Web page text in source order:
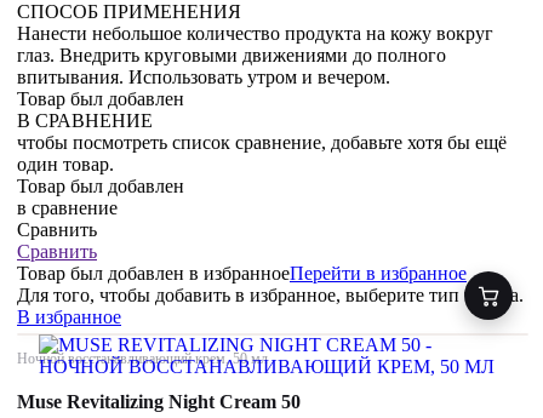
СПОСОБ ПРИМЕНЕНИЯ
Нанести небольшое количество продукта на кожу вокруг
глаз. Внедрить круговыми движениями до полного
впитывания. Использовать утром и вечером.
Товар был добавлен
В СРАВНЕНИЕ
чтобы посмотреть список сравнение, добавьте хотя бы ещё
один товар.
Товар был добавлен
в сравнение
Сравнить
Сравнить
Товар был добавлен в избранноеПерейти в избранное
Для того, чтобы добавить в избранное, выберите тип товара.
В избранное
Ночной восстанавливающий крем, 50 мл
Muse Revitalizing Night Cream 50